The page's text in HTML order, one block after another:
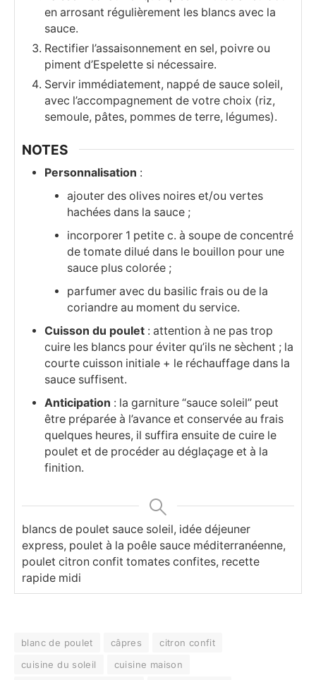
en arrosant régulièrement les blancs avec la
sauce.
Rectifier l’assaisonnement en sel, poivre ou
piment d’Espelette si nécessaire.
Servir immédiatement, nappé de sauce soleil,
avec l’accompagnement de votre choix (riz,
semoule, pâtes, pommes de terre, légumes).
NOTES
Personnalisation :
ajouter des olives noires et/ou vertes
hachées dans la sauce ;
incorporer 1 petite c. à soupe de concentré
de tomate dilué dans le bouillon pour une
sauce plus colorée ;
parfumer avec du basilic frais ou de la
coriandre au moment du service.
Cuisson du poulet : attention à ne pas trop
cuire les blancs pour éviter qu’ils ne sèchent ; la
courte cuisson initiale + le réchauffage dans la
sauce suffisent.
Anticipation : la garniture “sauce soleil” peut
être préparée à l’avance et conservée au frais
quelques heures, il suffira ensuite de cuire le
poulet et de procéder au déglaçage et à la
finition.
blancs de poulet sauce soleil, idée déjeuner
express, poulet à la poêle sauce méditerranéenne,
poulet citron confit tomates confites, recette
rapide midi
blanc de poulet câpres
citron confit
cuisine du soleil
cuisine maison